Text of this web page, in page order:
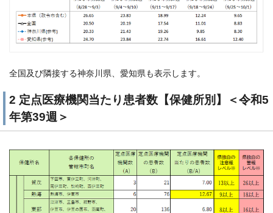
全国及び隣接する神奈川県、愛知県も表示します。
2 定点医療機関当たり患者数【保健所別】＜令和5
年第39週＞